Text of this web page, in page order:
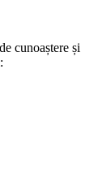
cunoaștere și